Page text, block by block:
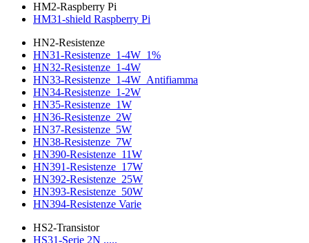
HM2-Raspberry Pi
HM31-shield Raspberry Pi
HN2-Resistenze
HN31-Resistenze_1-4W_1%
HN32-Resistenze_1-4W
HN33-Resistenze_1-4W_Antifiamma
HN34-Resistenze_1-2W
HN35-Resistenze_1W
HN36-Resistenze_2W
HN37-Resistenze_5W
HN38-Resistenze_7W
HN390-Resistenze_11W
HN391-Resistenze_17W
HN392-Resistenze_25W
HN393-Resistenze_50W
HN394-Resistenze Varie
HS2-Transistor
HS31-Serie 2N .....